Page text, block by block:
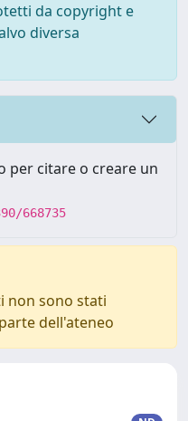
da copyright e
diversa
per citare o creare un
668735
non sono stati
dell'ateneo